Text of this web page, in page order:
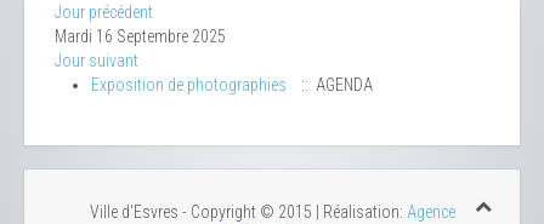
Jour précédent
Mardi 16 Septembre 2025
Jour suivant
Exposition de photographies
:: AGENDA
Ville d'Esvres - Copyright © 2015 | Réalisation: Agence